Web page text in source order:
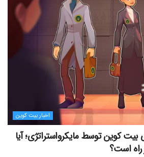
اخبار بیت کوین
دلاری بیت کوین توسط مایکرواستراتژی؛ آیا
است؟